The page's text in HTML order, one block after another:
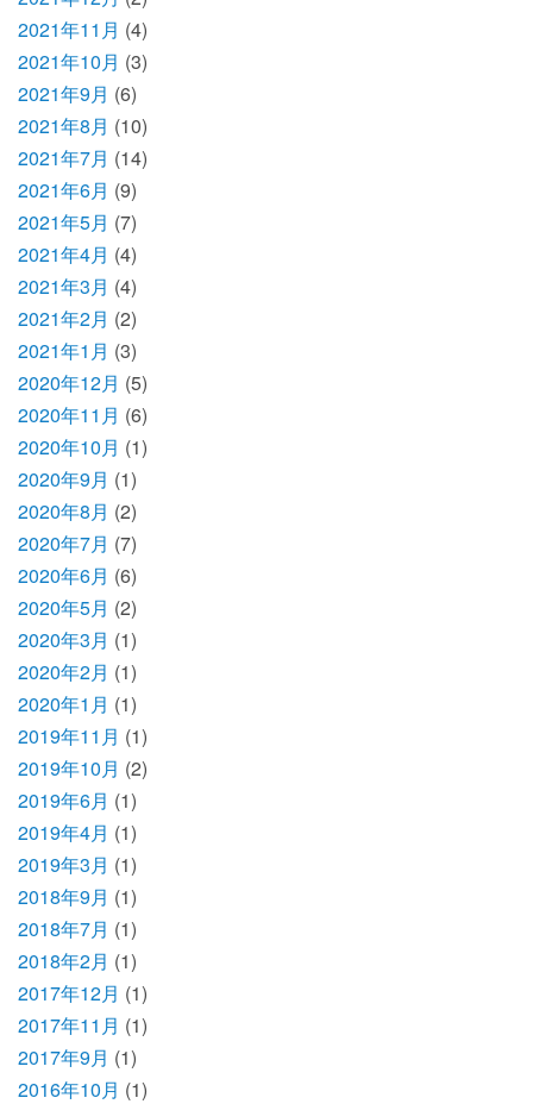
2021年11月 (4)
2021年10月 (3)
2021年9月 (6)
2021年8月 (10)
2021年7月 (14)
2021年6月 (9)
2021年5月 (7)
2021年4月 (4)
2021年3月 (4)
2021年2月 (2)
2021年1月 (3)
2020年12月 (5)
2020年11月 (6)
2020年10月 (1)
2020年9月 (1)
2020年8月 (2)
2020年7月 (7)
2020年6月 (6)
2020年5月 (2)
2020年3月 (1)
2020年2月 (1)
2020年1月 (1)
2019年11月 (1)
2019年10月 (2)
2019年6月 (1)
2019年4月 (1)
2019年3月 (1)
2018年9月 (1)
2018年7月 (1)
2018年2月 (1)
2017年12月 (1)
2017年11月 (1)
2017年9月 (1)
2016年10月 (1)